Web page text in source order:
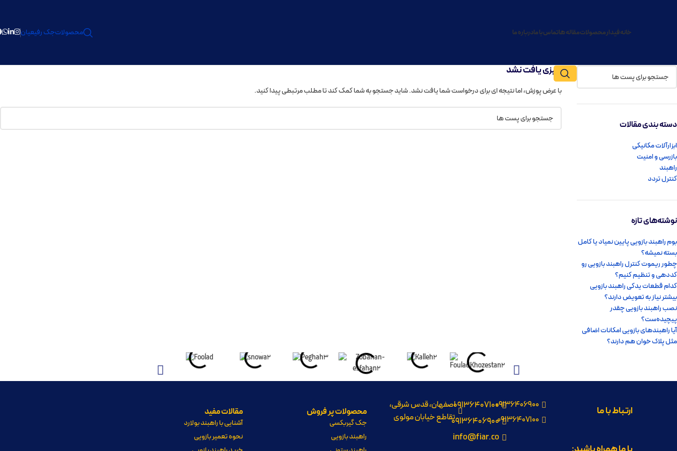
خانه فیدارمحصولاتمقاله هاتماس با مادرباره ما محصولاتجک رفیعیان
دسته بندی مقالات
ابزارآلات مکانیکی
بازرسی و امنیت
راهبند
کنترل تردد
نوشته‌های تازه
بوم راهبند بازویی پایین نمیاد یا کامل
بسته نمیشه؟
چطور ریموت کنترل راهبند بازویی رو
کددهی و تنظیم کنیم؟
کدام قطعات یدکی راهبند بازویی
بیشتر نیاز به تعویض دارند؟
نصب راهبند بازویی چقدر
پیچیده‌ست؟
آیا راهبندهای بازویی امکانات اضافی
مثل پلاک خوان هم دارند؟
چیزی یافت نشد
با عرض پوزش، اما نتیجه ای برای درخواست شما یافت نشد. شاید جستجو به شما کمک کند تا مطلب مرتبطی پیدا کنید.
ارتباط با ما
09136406900
09136407100
09136407100
09136406900
info@fiar.co
اصفهان، قدس شرقی،
تقاطع خیابان مولوی
محصولات پر فروش مقالات مفید
جک گیربکسی
راهبند بازویی
آشنایی با راهبند بولارد
نحوه تعمیر بازویی